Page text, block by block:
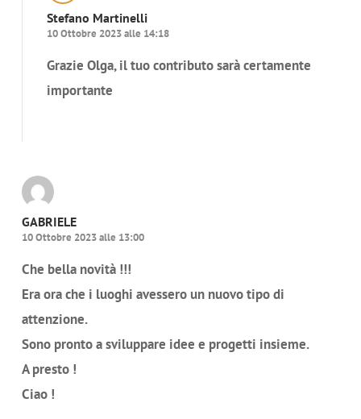
Stefano Martinelli
10 Ottobre 2023 alle 14:18
Grazie Olga, il tuo contributo sarà certamente
importante
GABRIELE
10 Ottobre 2023 alle 13:00
Che bella novità !!!
Era ora che i luoghi avessero un nuovo tipo di
attenzione.
Sono pronto a sviluppare idee e progetti insieme.
A presto !
Ciao !